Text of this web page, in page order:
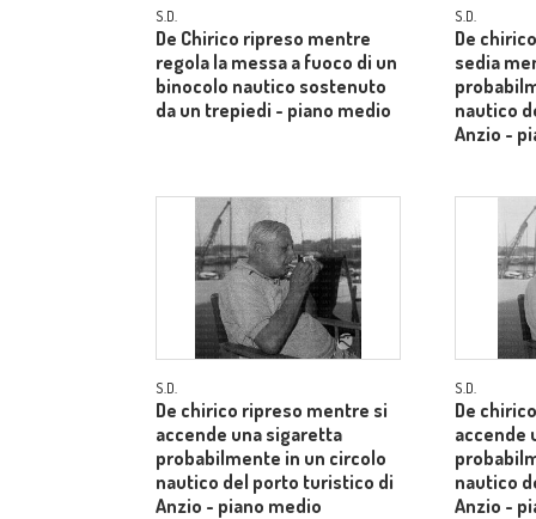
S.D.
De Chirico ripreso mentre
regola la messa a fuoco di un
binocolo nautico sostenuto
da un trepiedi - piano medio
S.D.
De
sedia
nautico
Anzio -
S.D.
De chirico ripreso mentre si
accende una sigaretta
probabilmente in un circolo
nautico del porto turistico di
Anzio - piano medio
S.D.
De
accende
nautico
Anzio -